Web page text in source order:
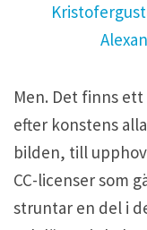
Men. Det finns
efter konstens
bilden, till
CC-licenser som
struntar en del i